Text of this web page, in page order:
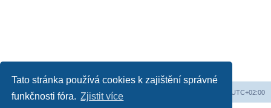
Tato stránka používá cookies k zajištění správné
funkčnosti fóra. Zjistit více
Obsah fóra UTC+02:00